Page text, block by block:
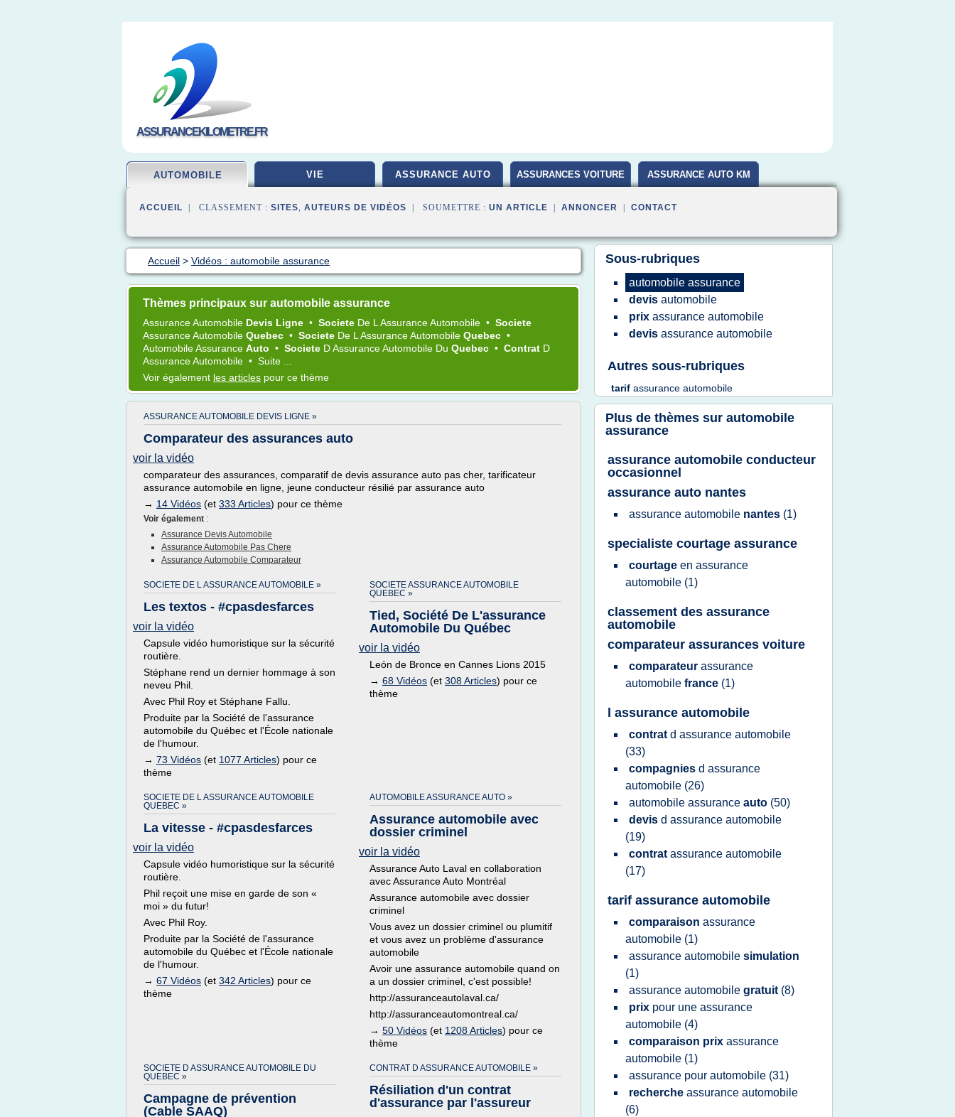
ASSURANCEKILOMETRE.FR
AUTOMOBILE VIE ASSURANCE AUTO ASSURANCES VOITURE ASSURANCE AUTO KM
ACCUEIL | CLASSEMENT : SITES, AUTEURS DE VIDÉOS | SOUMETTRE : UN ARTICLE ANNONCER CONTACT
Accueil > Vidéos : automobile assurance
Thèmes principaux sur automobile assurance
Assurance Automobile Devis Ligne • Societe De L Assurance Automobile • Societe
Assurance Automobile Quebec • Societe De L Assurance Automobile Quebec •
Automobile Assurance Auto • Societe DAssurance Automobile Du Quebec • Contrat D
Assurance Automobile • Suite ...
Voir également les articles pour ce thème
ASSURANCE AUTOMOBILE DEVIS LIGNE »
Comparateur des assurances auto
voir la vidéo
comparateur des assurances, comparatif de devis assurance auto pas cher, tarificateur
assurance automobile en ligne, jeune conducteur résilié par assurance auto
→ 14 Vidéos (et 333 Articles) pour ce thème
Voir également :
Assurance Devis Automobile
Assurance Automobile Pas Chere
Assurance Automobile Comparateur
SOCIETE DE L ASSURANCE AUTOMOBILE »
Les textos - #cpasdesfarces
voir la vidéo
Capsule vidéo humoristique sur la sécurité
routière.
Stéphane rend un dernier hommage à son
neveu Phil.
Avec Phil Roy et Stéphane Fallu.
Produite par la Société de l'assurance
automobile du Québec et l'École nationale
de l'humour.
→ 73 Vidéos (et 1077 Articles) pour ce
thème
SOCIETE ASSURANCE AUTOMOBILE
QUEBEC »
Tied, Société De L'assurance
Automobile Du Québec
voir la vidéo
León de Bronce en Cannes Lions 2015
→ 68 Vidéos (et 308 Articles) pour ce
thème
SOCIETE DE L ASSURANCE AUTOMOBILE
QUEBEC »
La vitesse - #cpasdesfarces
voir la vidéo
Capsule vidéo humoristique sur la sécurité
routière.
Phil reçoit une mise en garde de son «
moi » du futur!
Avec Phil Roy.
Produite par la Société de l'assurance
automobile du Québec et l'École nationale
de l'humour.
→ 67 Vidéos (et 342 Articles) pour ce
thème
AUTOMOBILE ASSURANCE AUTO »
Assurance automobile avec
dossier criminel
voir la vidéo
Assurance Auto Laval en collaboration
avec Assurance Auto Montréal
Assurance automobile avec dossier
criminel
Vous avez un dossier criminel ou plumitif
et vous avez un problème d'assurance
automobile
Avoir une assurance automobile quand on
a un dossier criminel, c'est possible!
http://assuranceautolaval.ca/
http://assuranceautomontreal.ca/
→ 50 Vidéos (et 1208 Articles) pour ce
thème
SOCIETE D ASSURANCE AUTOMOBILE DU
QUEBEC »
Campagne de prévention
(Cable SAAQ)
CONTRAT D ASSURANCE AUTOMOBILE »
Résiliation d'un contrat
d'assurance par l'assureur
Sous-rubriques
automobile assurance
devis automobile
prix assurance automobile
devis assurance automobile
Autres sous-rubriques
tarif assurance automobile
Plus de thèmes sur automobile
assurance
assurance automobile conducteur
occasionnel
assurance auto nantes
assurance automobile nantes (1)
specialiste courtage assurance
courtage en assurance
automobile (1)
classement des assurance
automobile
comparateur assurances voiture
comparateur assurance
automobile france (1)
l assurance automobile
contrat d assurance automobile
(33)
compagnies d assurance
automobile (26)
automobile assurance auto (50)
devis d assurance automobile
(19)
contrat assurance automobile
(17)
tarif assurance automobile
comparaison assurance
automobile (1)
assurance automobile simulation
(1)
assurance automobile gratuit (8)
prix pour une assurance
automobile (4)
comparaison prix assurance
automobile (1)
assurance pour automobile (31)
recherche assurance automobile
(6)